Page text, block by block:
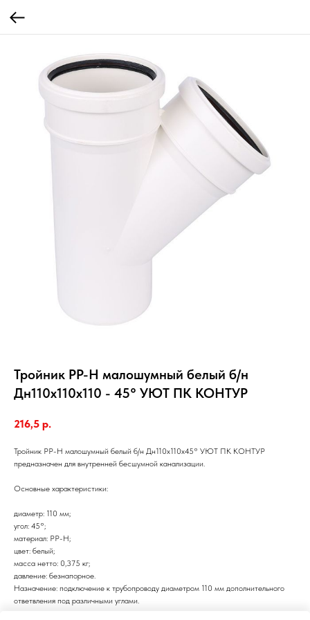
Тройник PP-Н малошумный белый б/н
Дн110х110х110 - 45° УЮТ ПК КОНТУР
216,5 р.
Тройник PP-H малошумный белый б/н Дн110х110х45° УЮТ ПК КОНТУР
предназначен для внутренней бесшумной канализации.
Основные характеристики:
диаметр: 110 мм;
угол: 45°;
материал: PP-H;
цвет: белый;
масса нетто: 0,375 кг;
давление: безнапорное.
Назначение: подключение к трубопроводу диаметром 110 мм дополнительного
ответвления под различными углами.